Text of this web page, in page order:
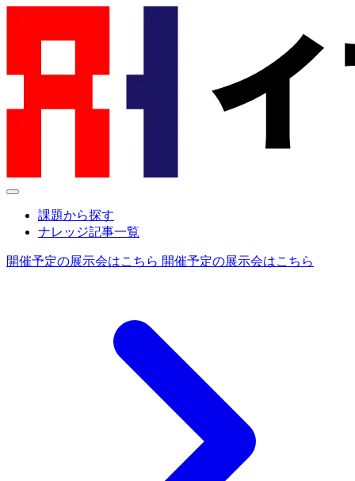
課題から探す
ナレッジ記事一覧
開催予定の展示会はこちら 開催予定の展示会はこちら